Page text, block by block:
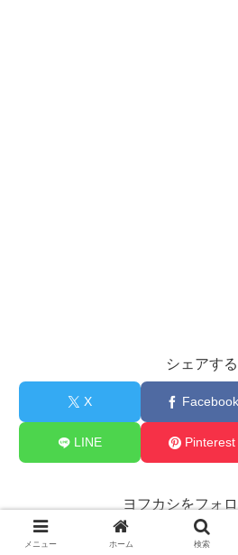
シェアする
X Facebook
LINE Pinterest
ヨフカシをフォ
メニュー ホーム 検索